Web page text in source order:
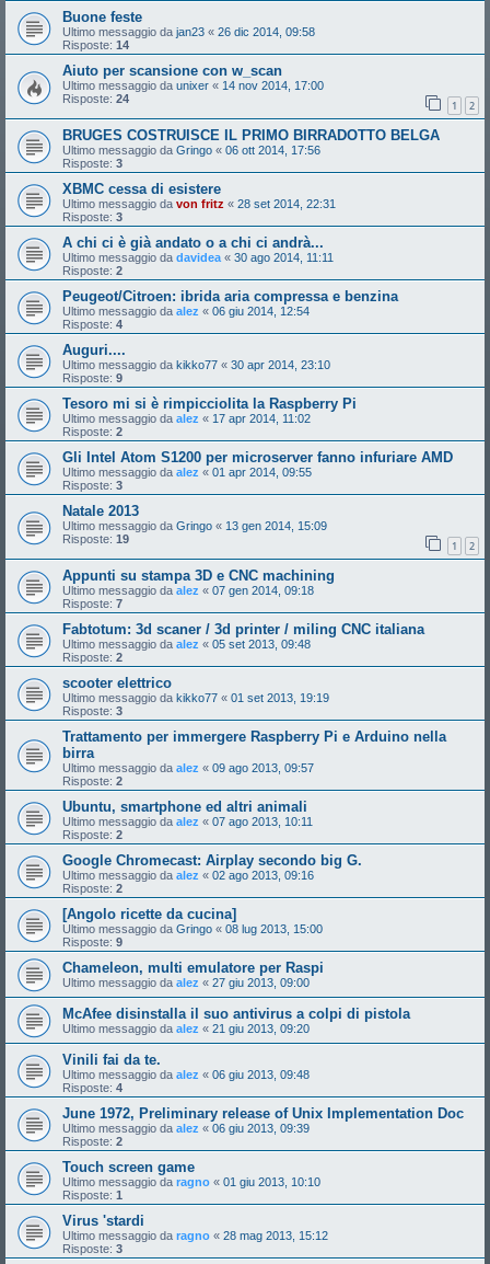
Buone feste
Ultimo messaggio da jan23 « 26 dic 2014, 09:58
Risposte: 14
Aiuto per scansione con w_scan
Ultimo messaggio da unixer « 14 nov 2014, 17:00
Risposte: 24 1 2
BRUGES COSTRUISCE IL PRIMO BIRRADOTTO BELGA
Ultimo messaggio da Gringo « 06 ott 2014, 17:56
Risposte: 3
XBMC cessa di esistere
Ultimo messaggio da von fritz « 28 set 2014, 22:31
Risposte: 3
A chi ci è già andato o a chi ci andrà...
Ultimo messaggio da davidea « 30 ago 2014, 11:11
Risposte: 2
Peugeot/Citroen: ibrida aria compressa e benzina
Ultimo messaggio da alez « 06 giu 2014, 12:54
Risposte: 4
Auguri....
Ultimo messaggio da kikko77 « 30 apr 2014, 23:10
Risposte: 9
Tesoro mi si è rimpicciolita la Raspberry Pi
Ultimo messaggio da alez « 17 apr 2014, 11:02
Risposte: 2
Gli Intel Atom S1200 per microserver fanno infuriare AMD
Ultimo messaggio da alez « 01 apr 2014, 09:55
Risposte: 3
Natale 2013
Ultimo messaggio da Gringo « 13 gen 2014, 15:09
Risposte: 19 1 2
Appunti su stampa 3D e CNC machining
Ultimo messaggio da alez « 07 gen 2014, 09:18
Risposte: 7
Fabtotum: 3d scaner / 3d printer / miling CNC italiana
Ultimo messaggio da alez « 05 set 2013, 09:48
Risposte: 2
scooter elettrico
Ultimo messaggio da kikko77 « 01 set 2013, 19:19
Risposte: 3
Trattamento per immergere Raspberry Pi e Arduino nella
birra
Ultimo messaggio da alez « 09 ago 2013, 09:57
Risposte: 2
Ubuntu, smartphone ed altri animali
Ultimo messaggio da alez « 07 ago 2013, 10:11
Risposte: 2
Google Chromecast: Airplay secondo big G.
Ultimo messaggio da alez « 02 ago 2013, 09:16
Risposte: 2
[Angolo ricette da cucina]
Ultimo messaggio da Gringo « 08 lug 2013, 15:00
Risposte: 9
Chameleon, multi emulatore per Raspi
Ultimo messaggio da alez « 27 giu 2013, 09:00
McAfee disinstalla il suo antivirus a colpi di pistola
Ultimo messaggio da alez « 21 giu 2013, 09:20
Vinili fai da te.
Ultimo messaggio da alez « 06 giu 2013, 09:48
Risposte: 4
June 1972, Preliminary release of Unix Implementation Doc
Ultimo messaggio da alez « 06 giu 2013, 09:39
Risposte: 2
Touch screen game
Ultimo messaggio da ragno « 01 giu 2013, 10:10
Risposte: 1
Virus 'stardi
Ultimo messaggio da ragno « 28 mag 2013, 15:12
Risposte: 3